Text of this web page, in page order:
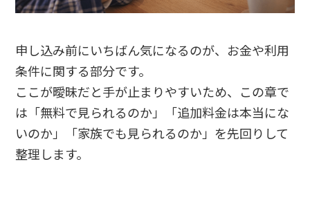
申し込み前にいちばん気になるのが、お金や利用
条件に関する部分です。
ここが曖昧だと手が止まりやすいため、この章で
は「無料で見られるのか」「追加料金は本当にな
いのか」「家族でも見られるのか」を先回りして
整理します。